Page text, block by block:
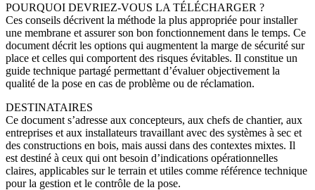
POURQUOI DEVRIEZ-VOUS LA TÉLÉCHARGER ?
Ces conseils décrivent la méthode la plus appropriée pour installer
une membrane et assurer son bon fonctionnement dans le temps. Ce
document décrit les options qui augmentent la marge de sécurité sur
place et celles qui comportent des risques évitables. Il constitue un
guide technique partagé permettant d’évaluer objectivement la
qualité de la pose en cas de problème ou de réclamation.
DESTINATAIRES
Ce document s’adresse aux concepteurs, aux chefs de chantier, aux
entreprises et aux installateurs travaillant avec des systèmes à sec et
des constructions en bois, mais aussi dans des contextes mixtes. Il
est destiné à ceux qui ont besoin d’indications opérationnelles
claires, applicables sur le terrain et utiles comme référence technique
pour la gestion et le contrôle de la pose.